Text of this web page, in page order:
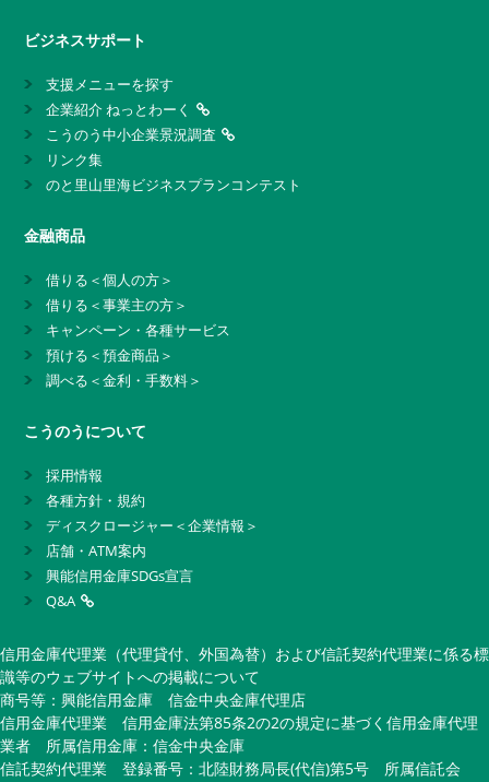
ビジネスサポート
支援メニューを探す
企業紹介 ねっとわーく
こうのう中小企業景況調査
リンク集
のと里山里海ビジネスプランコンテスト
金融商品
借りる＜個人の方＞
借りる＜事業主の方＞
キャンペーン・各種サービス
預ける＜預金商品＞
調べる＜金利・手数料＞
こうのうについて
採用情報
各種方針・規約
ディスクロージャー＜企業情報＞
店舗・ATM案内
興能信用金庫SDGs宣言
Q&A
信用金庫代理業（代理貸付、外国為替）および信託契約代理業に係る標
識等のウェブサイトへの掲載について
商号等：興能信用金庫 信金中央金庫代理店
信用金庫代理業 信用金庫法第85条2の2の規定に基づく信用金庫代理
業者 所属信用金庫：信金中央金庫
信託契約代理業 登録番号：北陸財務局長(代信)第5号 所属信託会